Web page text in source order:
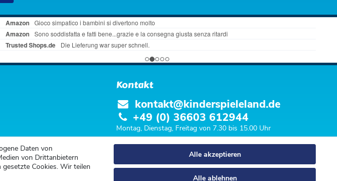
Daten von
von Drittanbietern
Cookies. Wir teilen
Alle akzeptieren
Alle ablehnen
Kontakt
kontakt@kinderspieleland.de
+49 (0) 36603 612944
Montag, Dienstag, Freitag von 7.30 bis 15.00 Uhr
Anrufe aus dem dt. Festnetz zum Ortstarif, Preise aus dem Mobilfunknetz ggf.
abweichend (abhängig vom Provider).